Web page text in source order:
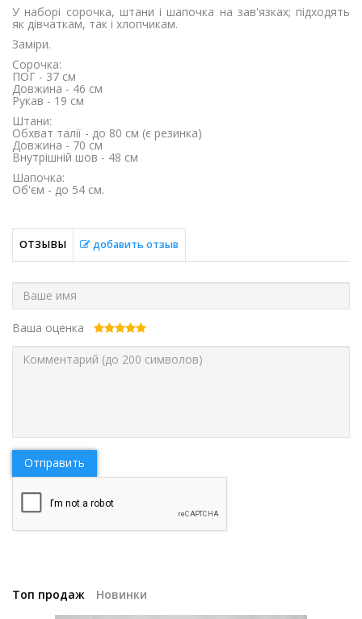
У наборі сорочка, штани і шапочка на зав'язках; підходять
як дівчаткам, так і хлопчикам.
Заміри.
Сорочка:
ПОГ - 37 см
Довжина - 46 см
Рукав - 19 см
Штани:
Обхват талії - до 80 см (є резинка)
Довжина - 70 см
Внутрішній шов - 48 см
Шапочка:
Об'єм - до 54 см.
ОТЗЫВЫ добавить отзыв
Ваша оценка
Отправить
Топ продаж Новинки